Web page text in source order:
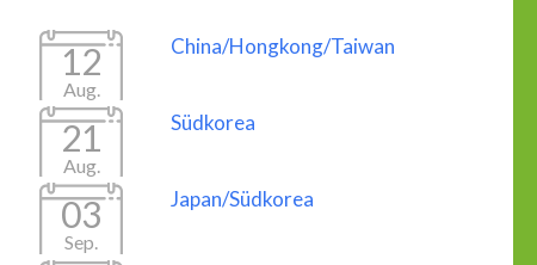
12
Aug.
China/Hongkong/Taiwan
21
Aug.
Südkorea
03
Sep.
Japan/Südkorea